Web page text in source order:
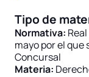
Tipo de
Normativa:
mayo por el que
Concursal
Materia: